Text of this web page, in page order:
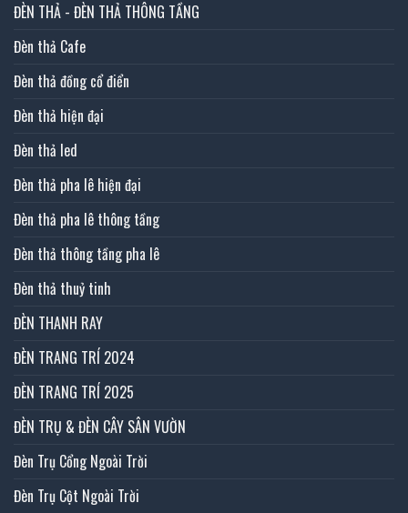
ĐÈN THẢ - ĐÈN THẢ THÔNG TẦNG
Đèn thả Cafe
Đèn thả đồng cổ điển
Đèn thả hiện đại
Đèn thả led
Đèn thả pha lê hiện đại
Đèn thả pha lê thông tầng
Đèn thả thông tầng pha lê
Đèn thả thuỷ tinh
ĐÈN THANH RAY
ĐÈN TRANG TRÍ 2024
ĐÈN TRANG TRÍ 2025
ĐÈN TRỤ & ĐÈN CÂY SÂN VƯỜN
Đèn Trụ Cổng Ngoài Trời
Đèn Trụ Cột Ngoài Trời